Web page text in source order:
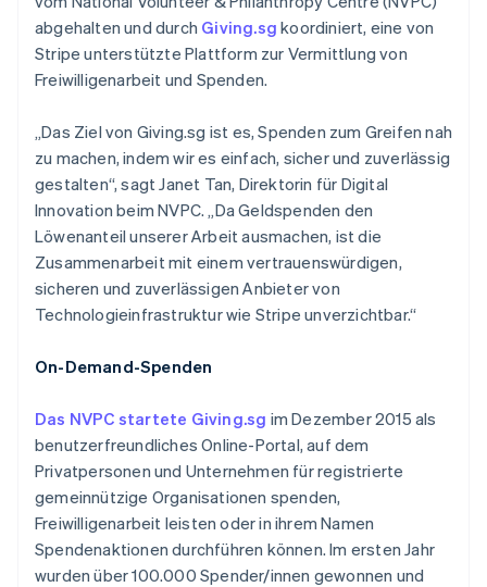
Betrugsprävention
Atlas
Start-up-Gründung
Climate
Online-Identitätsprüfung
Stripe-Sessions 2026
Erfahren Sie, wie Stripe Lösungen für die
Partner
Stripe App-Marktplatz
abgehalten und durch Giving.sg koordiniert, eine von
Stripe unterstützte Plattform zur Vermittlung von
Freiwilligenarbeit und Spenden.
„Das Ziel von Giving.sg ist es, Spenden zum Greifen nah
zu machen, indem wir es einfach, sicher und zuverlässig
gestalten“, sagt Janet Tan, Direktorin für Digital
Innovation beim NVPC. „Da Geldspenden den
Löwenanteil unserer Arbeit ausmachen, ist die
Zusammenarbeit mit einem vertrauenswürdigen,
sicheren und zuverlässigen Anbieter von
Technologieinfrastruktur wie Stripe unverzichtbar.“
On-Demand-Spenden
Das NVPC startete Giving.sg im Dezember 2015 als
benutzerfreundliches Online-Portal, auf dem
Privatpersonen und Unternehmen für registrierte
gemeinnützige Organisationen spenden,
Freiwilligenarbeit leisten oder in ihrem Namen
Spendenaktionen durchführen können. Im ersten Jahr
wurden über 100.000 Spender/innen gewonnen und